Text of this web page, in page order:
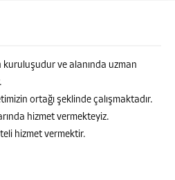
kuruluşudur ve alanında uzman
ortağı şeklinde çalışmaktadır.
hizmet vermekteyiz.
hizmet vermektir.